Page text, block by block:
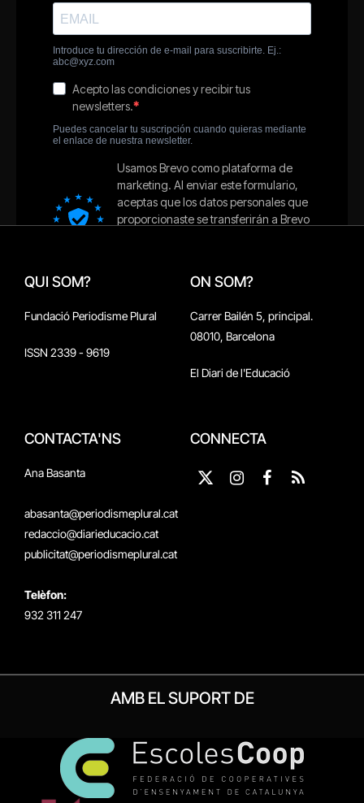
QUI SOM?
Fundació Periodisme Plural
ISSN 2339 - 9619
ON SOM?
Carrer Bailén 5, principal.
08010, Barcelona
El Diari de l'Educació
CONTACTA'NS
Ana Basanta
abasanta@periodismeplural.cat
redaccio@diarieducacio.cat
publicitat@periodismeplural.cat
Telèfon:
932 311 247
CONNECTA
X
Instagram
Facebook
RSS
AMB EL SUPORT DE